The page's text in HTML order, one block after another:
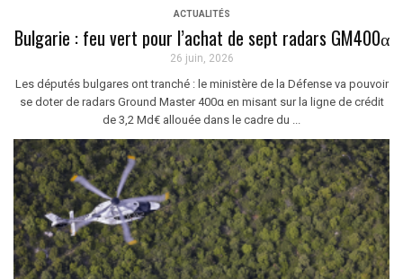
ACTUALITÉS
Bulgarie : feu vert pour l’achat de sept radars GM400α
26 juin, 2026
Les députés bulgares ont tranché : le ministère de la Défense va pouvoir
se doter de radars Ground Master 400α en misant sur la ligne de crédit
de 3,2 Md€ allouée dans le cadre du ...